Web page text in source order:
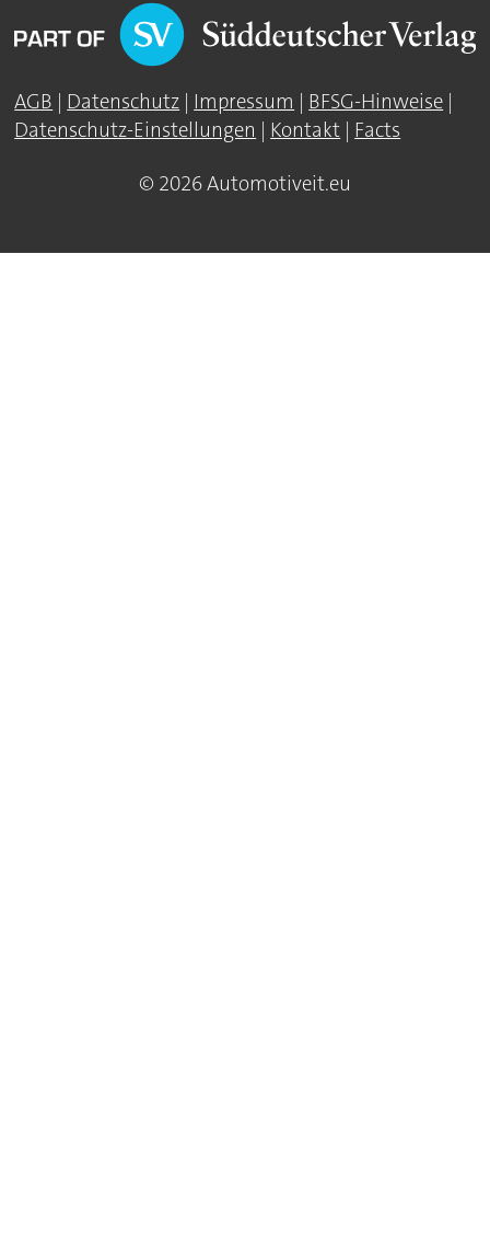
AGB | Datenschutz | Impressum | BFSG-Hinweise |
Datenschutz-Einstellungen | Kontakt | Facts
© 2026 Automotiveit.eu